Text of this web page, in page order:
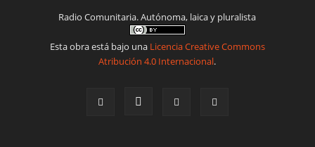
Radio Comunitaria. Autónoma, laica y pluralista
Esta obra está bajo una Licencia Creative Commons
Atribución 4.0 Internacional.